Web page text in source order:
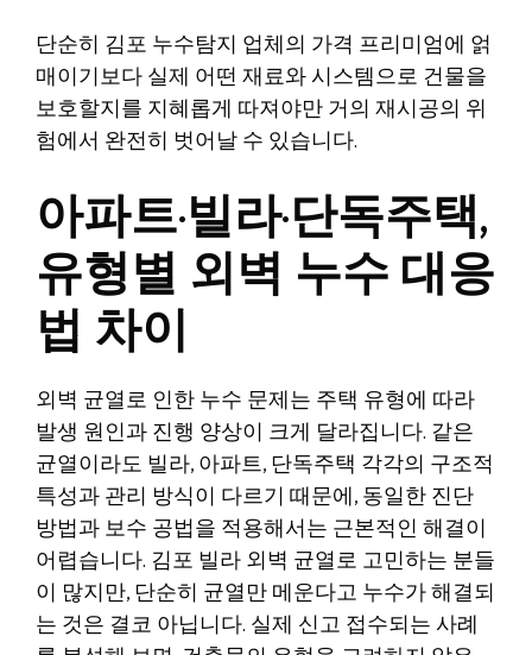
단순히 김포 누수탐지 업체의 가격 프리미엄에 얽
매이기보다 실제 어떤 재료와 시스템으로 건물을
보호할지를 지혜롭게 따져야만 거의 재시공의 위
험에서 완전히 벗어날 수 있습니다.
아파트·빌라·단독주택,
유형별 외벽 누수 대응
법 차이
외벽 균열로 인한 누수 문제는 주택 유형에 따라
발생 원인과 진행 양상이 크게 달라집니다. 같은
균열이라도 빌라, 아파트, 단독주택 각각의 구조적
특성과 관리 방식이 다르기 때문에, 동일한 진단
방법과 보수 공법을 적용해서는 근본적인 해결이
어렵습니다. 김포 빌라 외벽 균열로 고민하는 분들
이 많지만, 단순히 균열만 메운다고 누수가 해결되
는 것은 결코 아닙니다. 실제 신고 접수되는 사례